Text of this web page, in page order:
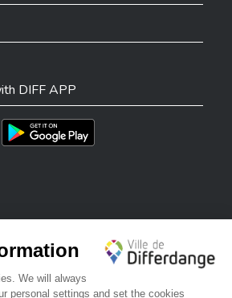
DIFF APP
l'App Store
Téléchargez l'app sur Play Store
✕